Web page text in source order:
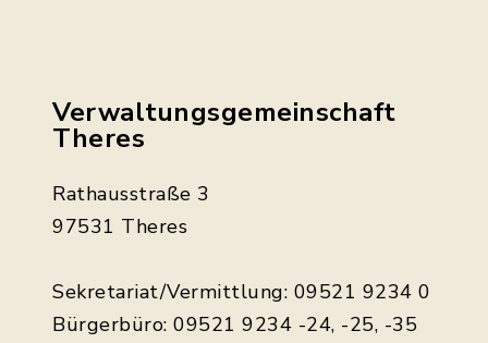
Verwaltungsgemeinschaft
Theres
Rathausstraße 3
97531 Theres
Sekretariat/Vermittlung: 09521 9234 0
Bürgerbüro: 09521 9234 -24, -25, -35